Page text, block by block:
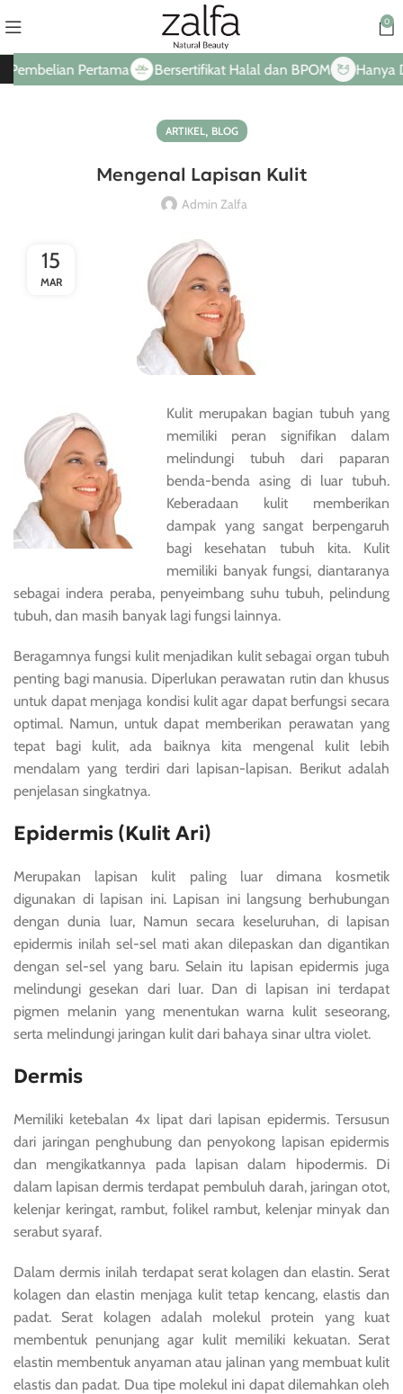
0
Pertama Bersertifikat Halal dan BPOM Hanya
ARTIKEL, BLOG
Mengenal Lapisan Kulit
Admin Zalfa
15
MAR
Kulit merupakan bagian tubuh yang
memiliki peran signifikan dalam
melindungi tubuh dari paparan
benda-benda asing di luar tubuh.
Keberadaan kulit memberikan
dampak yang sangat berpengaruh
bagi kesehatan tubuh kita. Kulit
memiliki banyak fungsi, diantaranya
sebagai indera peraba, penyeimbang suhu tubuh, pelindung
tubuh, dan masih banyak lagi fungsi lainnya.
Beragamnya fungsi kulit menjadikan kulit sebagai organ tubuh
penting bagi manusia. Diperlukan perawatan rutin dan khusus
untuk dapat menjaga kondisi kulit agar dapat berfungsi secara
optimal. Namun, untuk dapat memberikan perawatan yang
tepat bagi kulit, ada baiknya kita mengenal kulit lebih
mendalam yang terdiri dari lapisan-lapisan. Berikut adalah
penjelasan singkatnya.
Epidermis (Kulit Ari)
Merupakan lapisan kulit paling luar dimana kosmetik
digunakan di lapisan ini. Lapisan ini langsung berhubungan
dengan dunia luar, Namun secara keseluruhan, di lapisan
epidermis inilah sel-sel mati akan dilepaskan dan digantikan
dengan sel-sel yang baru. Selain itu lapisan epidermis juga
melindungi gesekan dari luar. Dan di lapisan ini terdapat
pigmen melanin yang menentukan warna kulit seseorang,
serta melindungi jaringan kulit dari bahaya sinar ultra violet.
Dermis
Memiliki ketebalan 4x lipat dari lapisan epidermis. Tersusun
dari jaringan penghubung dan penyokong lapisan epidermis
dan mengikatkannya pada lapisan dalam hipodermis. Di
dalam lapisan dermis terdapat pembuluh darah, jaringan otot,
kelenjar keringat, rambut, folikel rambut, kelenjar minyak dan
serabut syaraf.
Dalam dermis inilah terdapat serat kolagen dan elastin. Serat
kolagen dan elastin menjaga kulit tetap kencang, elastis dan
padat. Serat kolagen adalah molekul protein yang kuat
membentuk penunjang agar kulit memiliki kekuatan. Serat
elastin membentuk anyaman atau jalinan yang membuat kulit
elastis dan padat. Dua tipe molekul ini dapat dilemahkan oleh